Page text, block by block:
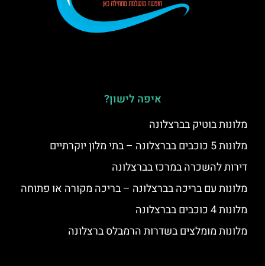
איפה לישון?
מלונות בוטיק בברצלונה
מלונות 5 כוכבים בברצלונה – בתי מלון יוקרתיים
דירות להשכרה במרכז בברצלונה
מלונות עם בריכה בברצלונה – בריכה מקורה או פתוחה
מלונות 4 כוכבים בברצלונה
מלונות מומלצים בשדרות הרמבלס ברצלונה